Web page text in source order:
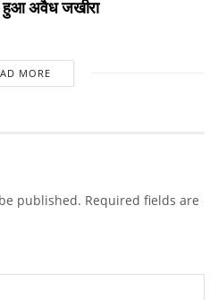
हुआ अवैध जखीरा
MORE
published. Required fields are